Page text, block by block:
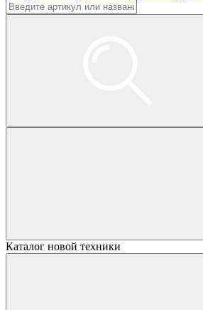
Каталог новой техники